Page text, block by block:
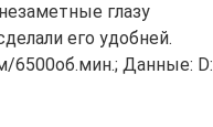
глазу
его удобней.
6500об.мин.; Данные: D: